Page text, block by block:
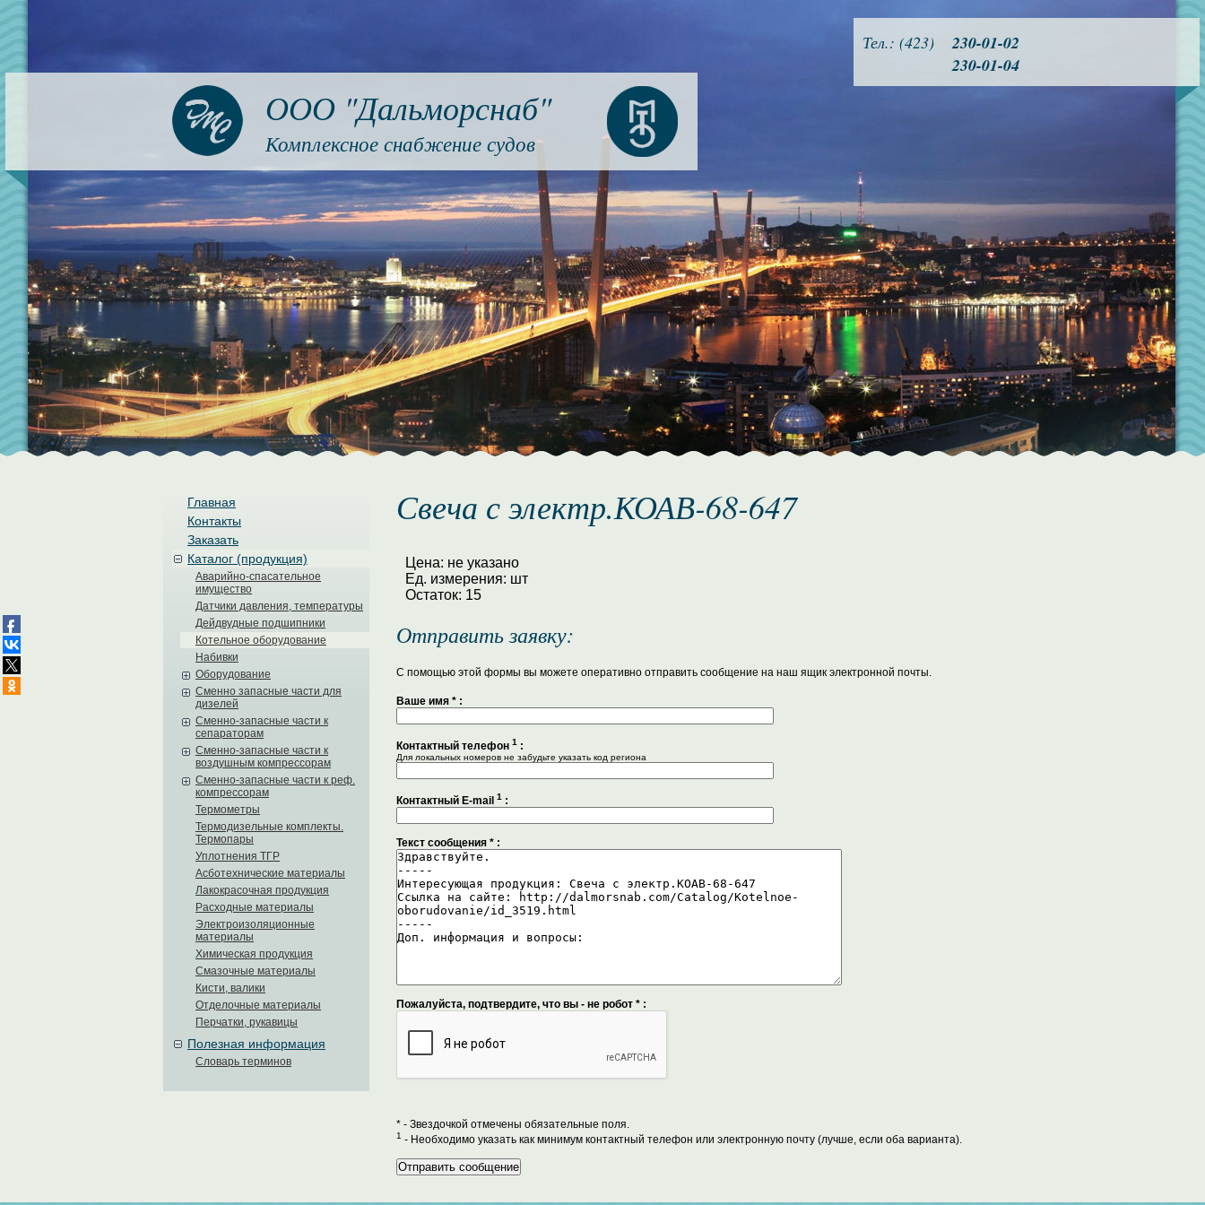
ООО "Дальморснаб"
Комплексное снабжение судов
Тел.: (423)
230-01-02
230-01-04
Свеча с электр.КОАВ-68-647
Цена: не указано
Ед. измерения: шт
Остаток: 15
Отправить заявку:
С помощью этой формы вы можете оперативно отправить сообщение на наш ящик электронной почты.
Ваше имя * :
Контактный телефон 1 :
Для локальных номеров не забудьте указать код региона
Контактный E-mail 1 :
Текст сообщения * :
Пожалуйста, подтвердите, что вы - не робот * :
* - Звездочкой отмечены обязательные поля.
1 - Необходимо указать как минимум контактный телефон или электронную почту (лучше, если оба варианта).
Главная
Контакты
Заказать
Каталог (продукция)
Аварийно-спасательное
имущество
Датчики давления, температуры
Дейдвудные подшипники
Котельное оборудование
Набивки
Оборудование
Сменно запасные части для
дизелей
Сменно-запасные части к
сепараторам
Сменно-запасные части к
воздушным компрессорам
Сменно-запасные части к реф.
компрессорам
Термометры
Термодизельные комплекты.
Термопары
Уплотнения ТГР
Асботехнические материалы
Лакокрасочная продукция
Расходные материалы
Электроизоляционные
материалы
Химическая продукция
Смазочные материалы
Кисти, валики
Отделочные материалы
Перчатки, рукавицы
Полезная информация
Словарь терминов